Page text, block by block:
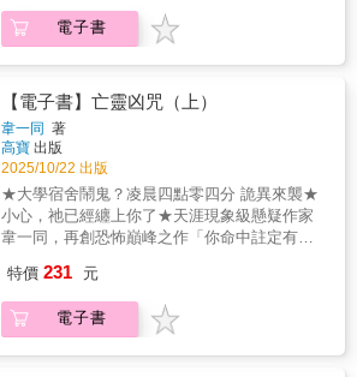
詭異事件關燈後，寢室不再是他熟悉的模樣，
燈光再次亮起，卻是猩紅血色；沒有五官的雪
一雙腳……咚咚咚！凌晨四點零四分，有誰，
正在寢室外敲門？南磊調查後發現，怪異事件
似乎都與自己的陰曆生日有關回家詢問時，爸
媽卻態度異常。自己的生辰八字中，到底隱藏
著怎樣驚人的祕密？
電子書
【電子書】亡靈凶咒（上）
韋一同 著
高寶 出版
2025/10/22 出版
★大學宿舍鬧鬼？凌晨四點零四分 詭異來襲★
小心，祂已經纏上你了★天涯現象級懸疑作家
韋一同，再創恐怖巔峰之作「你命中註定有一
在慶祝完自己十八歲生日之後，周遭頻繁發生
詭異事件關燈後，寢室不再是他熟悉的模樣，
燈光再次亮起，卻是猩紅血色；沒有五官的雪
特價 231 元
電子書